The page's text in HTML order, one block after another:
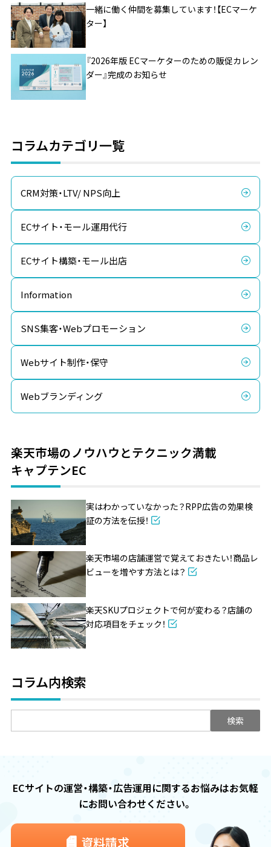
一緒に働く仲間を募集しています！【ECマーケ
ター】
『2026年版 ECマーケターのための販促カレン
ダー』完成のお知らせ
コラムカテゴリ一覧
CRM対策・LTV/ NPS向上
ECサイト・モール運用代行
ECサイト構築・モール出店
Information
SNS集客・Webプロモーション
Webサイト制作・保守
Webブランディング
楽天市場のノウハウとテクニック満載
キャプテンEC
実はわかっていなかった？RPP広告の効果検
証の方法を伝授！
楽天市場の店舗運営で覚えておきたい！商品レ
ビューを増やす方法とは？
楽天SKUプロジェクトで何が変わる？店舗の
対応項目をチェック！
コラム内検索
索:
ECサイトの運営・構築・広告運用に関するお悩みはお気軽
にお問い合わせください。
資料請求